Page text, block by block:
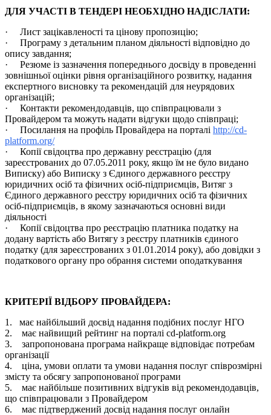
ДЛЯ УЧАСТІ В ТЕНДЕРІ НЕОБХІДНО НАДІСЛАТИ:
· Лист зацікавленості та цінову пропозицію;
· Програму з детальним планом діяльності відповідно до
опису завдання;
· Резюме із зазначення попереднього досвіду в проведенні
зовнішньої оцінки рівня організаційного розвитку, надання
експертного висновку та рекомендацій для неурядових
організацій;
· Контакти рекомендодавців, що співпрацювали з
Провайдером та можуть надати відгуки щодо співпраці;
· Посилання на профіль Провайдера на порталі http://cd-
platform.org/
· Копії свідоцтва про державну реєстрацію (для
зареєстрованих до 07.05.2011 року, якщо їм не було видано
Виписку) або Виписку з Єдиного державного реєстру
юридичних осіб та фізичних осіб-підприємців, Витяг з
Єдиного державного реєстру юридичних осіб та фізичних
осіб-підприємців, в якому зазначаються основні види
діяльності
· Копії свідоцтва про реєстрацію платника податку на
додану вартість або Витягу з реєстру платників єдиного
податку (для зареєстрованих з 01.01.2014 року), або довідки з
податкового органу про обрання системи оподаткування
КРИТЕРІЇ ВІДБОРУ ПРОВАЙДЕРА:
1. має найбільший досвід надання подібних послуг НГО
2. має найвищий рейтинг на порталі cd-platform.org
3. запропонована програма найкраще відповідає потребам
організації
4. ціна, умови оплати та умови надання послуг співрозмірні
змісту та обсягу запропонованої програми
5. має найбільше позитивних відгуків від рекомендодавців,
що співпрацювали з Провайдером
6. має підтверджений досвід надання послуг онлайн